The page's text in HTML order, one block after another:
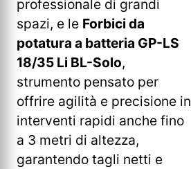
professionale di grandi
spazi, e le Forbici da
potatura a batteria GP-LS
18/35 Li BL-Solo,
strumento pensato per
offrire agilità e precisione in
interventi rapidi anche fino
a 3 metri di altezza,
garantendo tagli netti e